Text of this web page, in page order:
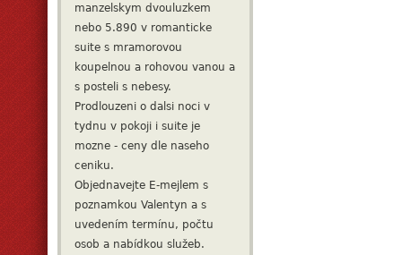
manzelskym dvouluzkem
nebo 5.890 v romanticke
suite s mramorovou
koupelnou a rohovou vanou a
s posteli s nebesy.
Prodlouzeni o dalsi noci v
tydnu v pokoji i suite je
mozne - ceny dle naseho
ceniku.
Objednavejte E-mejlem s
poznamkou Valentyn a s
uvedením termínu, počtu
osob a nabídkou služeb.